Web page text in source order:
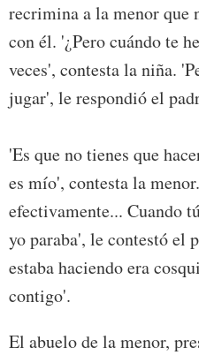
recrimina a la menor que
con él. '¿Pero cuándo te
veces', contesta la niña.
jugar', le respondió el
'Es que no tienes que
es mío', contesta la
efectivamente... Cuando
yo paraba', le contestó el
estaba haciendo era
contigo'.
El abuelo de la menor,